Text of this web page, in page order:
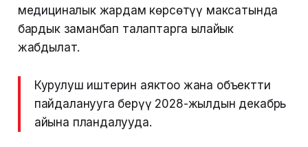
медициналык жардам көрсөтүү максатында
бардык заманбап талаптарга ылайык
жабдылат.
Курулуш иштерин аяктоо жана объектти
пайдаланууга берүү 2028-жылдын декабрь
айына пландалууда.